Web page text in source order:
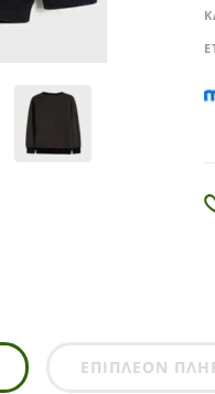
t
e
n
v
ΕΠΙΠΛΈΟΝ